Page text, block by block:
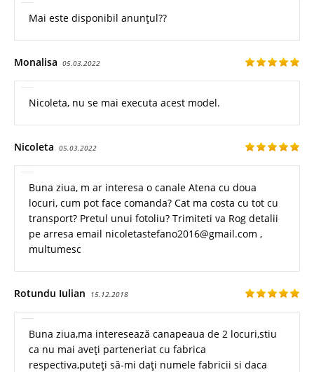
Mai este disponibil anunțul??
Monalisa 05.03.2022
Nicoleta, nu se mai executa acest model.
Nicoleta 05.03.2022
Buna ziua, m ar interesa o canale Atena cu doua
locuri, cum pot face comanda? Cat ma costa cu tot cu
transport? Pretul unui fotoliu? Trimiteti va Rog detalii
pe arresa email nicoletastefano2016@gmail.com ,
multumesc
Rotundu Iulian 15.12.2018
Buna ziua,ma interesează canapeaua de 2 locuri,stiu
ca nu mai aveți parteneriat cu fabrica
respectiva,puteți să-mi dați numele fabricii si daca